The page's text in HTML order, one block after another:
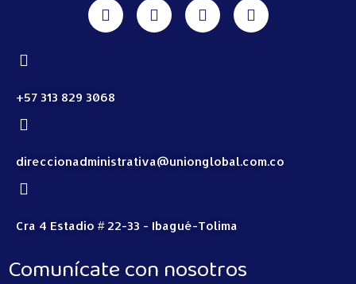
+57 313 829 3068
direccionadministrativa@unionglobal.com.co
Cra 4 Estadio # 22-33 - Ibagué-Tolima
Comunícate con nosotros